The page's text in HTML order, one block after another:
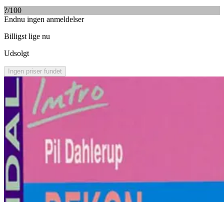
?/100
Endnu ingen anmeldelser
Billigst lige nu
Udsolgt
Ingen priser fundet